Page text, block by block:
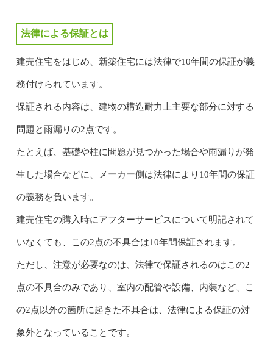
法律による保証とは
建売住宅をはじめ、新築住宅には法律で10年間の保証が義
務付けられています。
保証される内容は、建物の構造耐力上主要な部分に対する
問題と雨漏りの2点です。
たとえば、基礎や柱に問題が見つかった場合や雨漏りが発
生した場合などに、メーカー側は法律により10年間の保証
の義務を負います。
建売住宅の購入時にアフターサービスについて明記されて
いなくても、この2点の不具合は10年間保証されます。
ただし、注意が必要なのは、法律で保証されるのはこの2
点の不具合のみであり、室内の配管や設備、内装など、こ
の2点以外の箇所に起きた不具合は、法律による保証の対
象外となっていることです。